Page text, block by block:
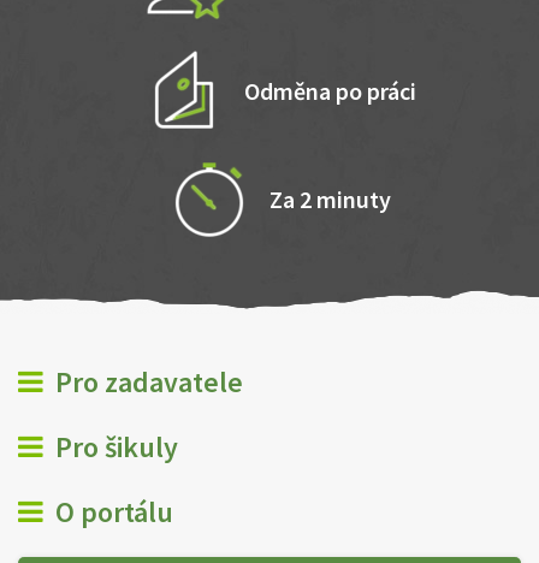
Odměna po práci
Za 2 minuty
Pro zadavatele
Pro šikuly
O portálu